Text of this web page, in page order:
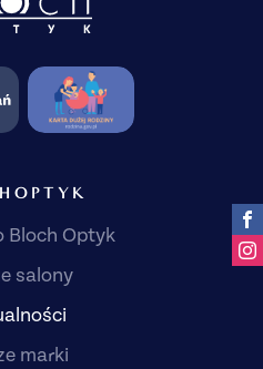
Bloch Optyk
salony
marki